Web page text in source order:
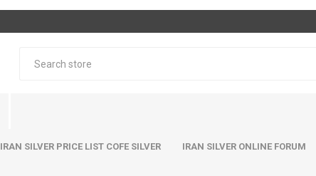
IRAN SILVER PRICE LIST COFE SILVER IRAN SILVER ONLINE FORUM